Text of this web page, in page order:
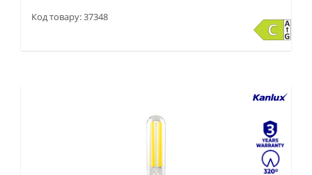
Код товару: 37348